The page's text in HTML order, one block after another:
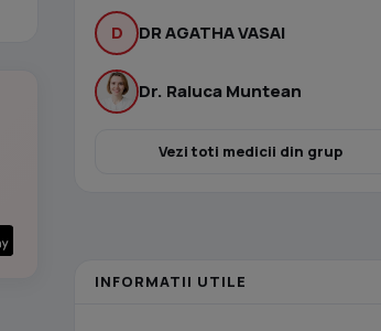
D DR AGATHA VASAI
Dr. Raluca Muntean
Vezi toti medicii din grup
INFORMATII UTILE